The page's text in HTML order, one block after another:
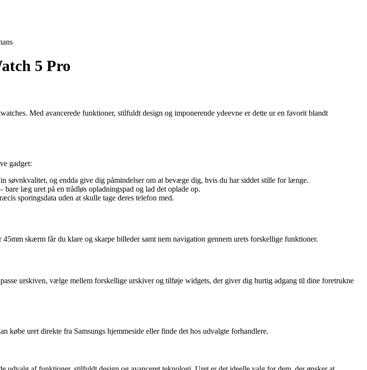
5 Pro
Med avancerede funktioner, stilfuldt design og imponerende ydeevne er dette ur en favorit blandt
gadget:
søvnkvalitet, og endda give dig påmindelser om at bevæge dig, hvis du har siddet stille for længe.
læg uret på en trådløs opladningspad og lad det oplade op.
sporingsdata uden at skulle tage deres telefon med.
skærm får du klare og skarpe billeder samt nem navigation gennem urets forskellige funktioner.
urskiven, vælge mellem forskellige urskiver og tilføje widgets, der giver dig hurtig adgang til dine foretrukne
uret direkte fra Samsungs hjemmeside eller finde det hos udvalgte forhandlere.